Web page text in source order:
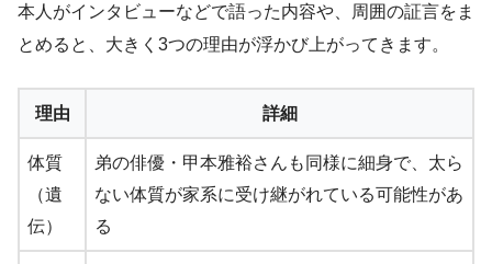
本人がインタビューなどで語った内容や、周囲の証言をま
とめると、大きく3つの理由が浮かび上がってきます。
理由 詳細
体質
（遺
伝）
弟の俳優・甲本雅裕さんも同様に細身で、太ら
ない体質が家系に受け継がれている可能性があ
る